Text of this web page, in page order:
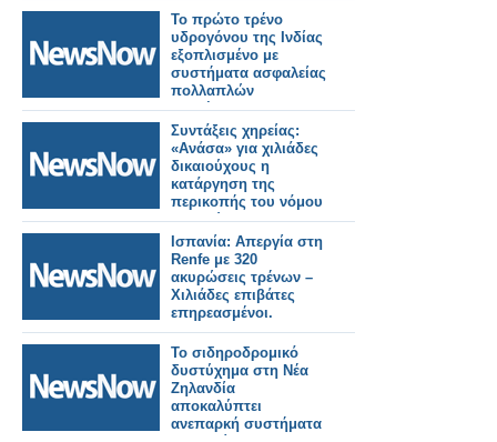
Το πρώτο τρένο
υδρογόνου της Ινδίας
εξοπλισμένο με
συστήματα ασφαλείας
πολλαπλών
επιπέδων.
Συντάξεις χηρείας:
«Ανάσα» για χιλιάδες
δικαιούχους η
κατάργηση της
περικοπής του νόμου
Κατρούγκαλου –
Παραδείγματα.
Ισπανία: Απεργία στη
Renfe με 320
ακυρώσεις τρένων –
Χιλιάδες επιβάτες
επηρεασμένοι.
Το σιδηροδρομικό
δυστύχημα στη Νέα
Ζηλανδία
αποκαλύπτει
ανεπαρκή συστήματα